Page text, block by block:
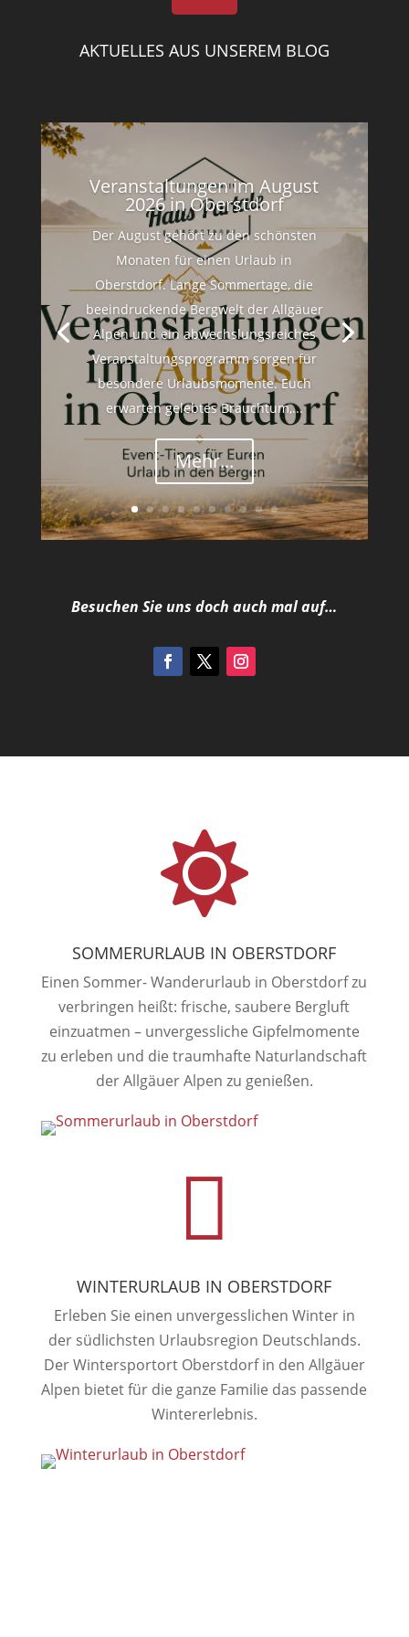
AKTUELLES AUS UNSEREM BLOG
Veranstaltungen im August
2026 in Oberstdorf
Der August gehört zu den schönsten
Monaten für einen Urlaub in
Oberstdorf. Lange Sommertage, die
beeindruckende Bergwelt der Allgäuer
Alpen und ein abwechslungsreiches
Veranstaltungsprogramm sorgen für
besondere Urlaubsmomente. Euch
erwarten gelebtes Brauchtum,...
Mehr...
Besuchen Sie uns doch auch mal auf…

SOMMERURLAUB IN OBERSTDORF
Einen Sommer- Wanderurlaub in Oberstdorf zu
verbringen heißt: frische, saubere Bergluft
einzuatmen – unvergessliche Gipfelmomente
zu erleben und die traumhafte Naturlandschaft
der Allgäuer Alpen zu genießen.

WINTERURLAUB IN OBERSTDORF
Erleben Sie einen unvergesslichen Winter in
der südlichsten Urlaubsregion Deutschlands.
Der Wintersportort Oberstdorf in den Allgäuer
Alpen bietet für die ganze Familie das passende
Wintererlebnis.